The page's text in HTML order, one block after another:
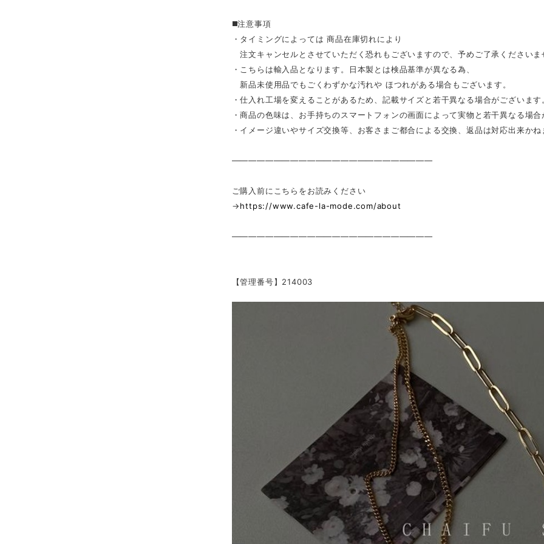
◼️注意事項
・タイミングによっては 商品在庫切れにより
注文キャンセルとさせていただく恐れもございますので、予めご了承くださいま
・こちらは輸入品となります。日本製とは検品基準が異なる為、
新品未使用品でもごくわずかな汚れや ほつれがある場合もございます。
・仕入れ工場を変えることがあるため、記載サイズと若干異なる場合がございます
・商品の色味は、お手持ちのスマートフォンの画面によって実物と若干異なる場合
・イメージ違いやサイズ交換等、お客さまご都合による交換、返品は対応出来かね
————————————————————————
ご購入前にこちらをお読みください
→https://www.cafe-la-mode.com/about
————————————————————————
【管理番号】214003